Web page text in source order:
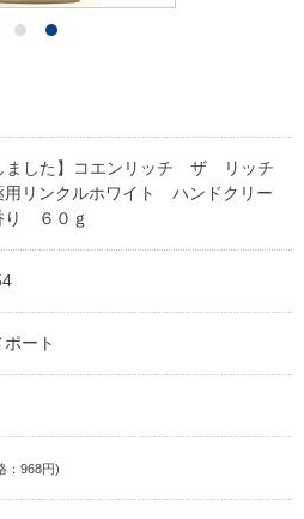
ました】コエンリッチ ザ リッチ
リンクルホワイト ハンドクリー
り ６０ｇ
ート
：968円)